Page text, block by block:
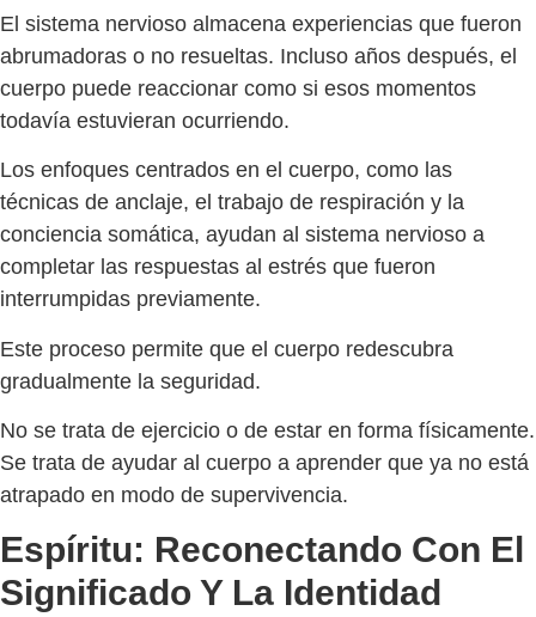
El sistema nervioso almacena experiencias que fueron
abrumadoras o no resueltas. Incluso años después, el
cuerpo puede reaccionar como si esos momentos
todavía estuvieran ocurriendo.
Los enfoques centrados en el cuerpo, como las
técnicas de anclaje, el trabajo de respiración y la
conciencia somática, ayudan al sistema nervioso a
completar las respuestas al estrés que fueron
interrumpidas previamente.
Este proceso permite que el cuerpo redescubra
gradualmente la seguridad.
No se trata de ejercicio o de estar en forma físicamente.
Se trata de ayudar al cuerpo a aprender que ya no está
atrapado en modo de supervivencia.
Espíritu: Reconectando Con El
Significado Y La Identidad